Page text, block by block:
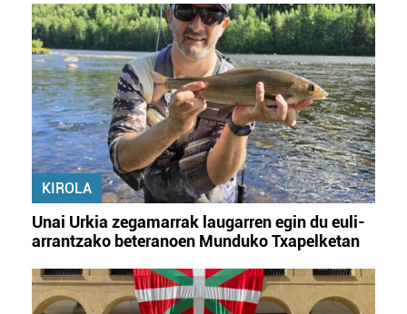
KIROLA
Unai Urkia zegamarrak laugarren egin du euli-
arrantzako beteranoen Munduko Txapelketan